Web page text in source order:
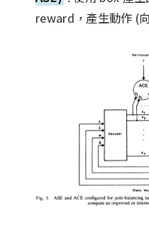
reward，產生動作 (